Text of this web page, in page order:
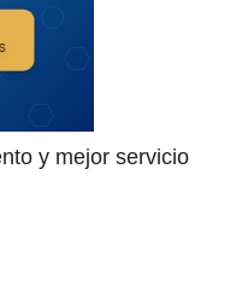
y mejor servicio